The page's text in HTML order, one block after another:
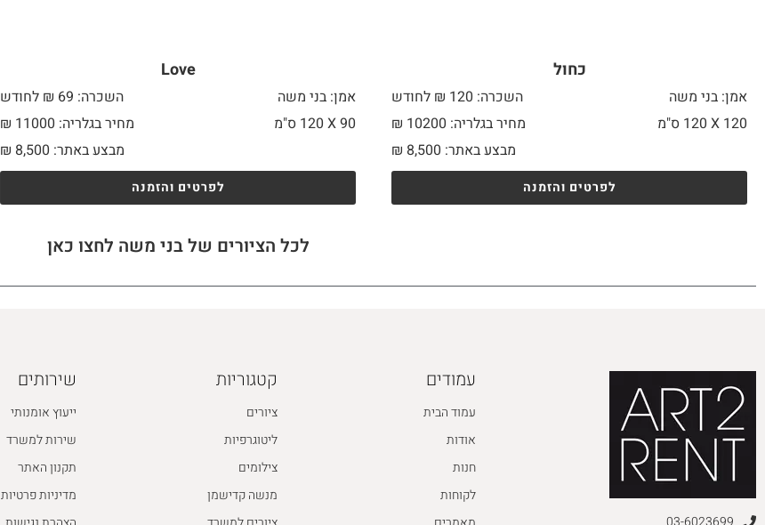
כחול
אמן: בני משה
השכרה: 120 ₪ לחודש
120 X
מחיר בגלריה: 10200 ₪
מבצע באתר:
₪ 8,500
לפרטים והזמנה
Love
אמן: בני משה
השכרה: 69 ₪ לחודש
90 X
מחיר בגלריה: 11000 ₪
מבצע באתר:
₪ 8,500
לפרטים והזמנה
לכל הציורים של בני משה לחצו כאן
עמודים
עמוד הבית
אודות
חנות
לקוחות
קטגוריות
ציורים
ליטוגרפיות
צילומים
מנשה קדישמן
שירותים
ייעוץ אומנותי
שירות למשרד
תקנון האתר
מדיניות פרטיות